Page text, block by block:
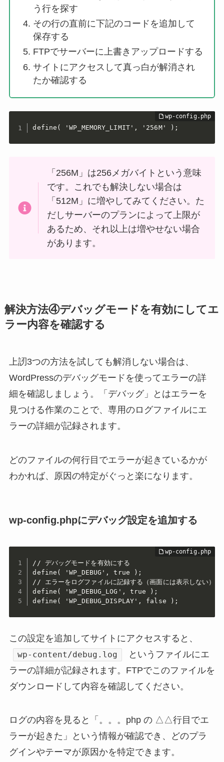
う行を探す
その行の直前に下記のコードを追加して
保存する
FTPでサーバーに上書きアップロードする
サイトにアクセスして真っ白が解消され
たか確認する
define( 'WP_MEMORY_LIMIT', '256M' );
「256M」は256メガバイトという意味
です。これでも解決しない場合は
「512M」に増やしてみてください。た
だしサーバーのプランによって上限が
あるため、それ以上は増やせない場合
があります。
解決方法④デバッグモードを有効にしてエ
ラー内容を確認する
上訒3つの方法を試しても解消しない場合は、
WordPressのデバッグモードを使ってエラーの詳
細を確認しましょう。「デバッグ」とはエラーを
見つける作業のことで、専用のログファイルにエ
ラーの詳細が記録されます。
どのファイルの何行目でエラーが起きているかが
わかれば、原因の特定がぐっと楽になります。
wp-config.phpにデバッグ設定を追加する
// デバッグモードを有効にする
define( 'WP_DEBUG', true );
// エラーをログファイルに記録する（画面には表示しない）
define( 'WP_DEBUG_LOG', true );
define( 'WP_DEBUG_DISPLAY', false );
この設定を追加してサイトにアクセスすると、
wp-content/debug.log
というファイルにエ
ラーの詳細が記録されます。FTPでこのファイルを
ダウンロードして内容を確認してください。
ログの内容を見ると「。。。php の △△行目でエ
ラーが起きた」という情報が確認でき、どのプラ
グインやテーマが原因かを特定できます。